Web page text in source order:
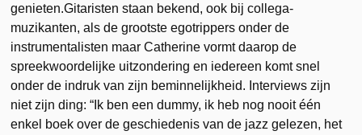
genieten.Gitaristen staan bekend, ook bij collega-
muzikanten, als de grootste egotrippers onder de
instrumentalisten maar Catherine vormt daarop de
spreekwoordelijke uitzondering en iedereen komt snel
onder de indruk van zijn beminnelijkheid. Interviews zijn
niet zijn ding: “Ik ben een dummy, ik heb nog nooit één
enkel boek over de geschiedenis van de jazz gelezen, het